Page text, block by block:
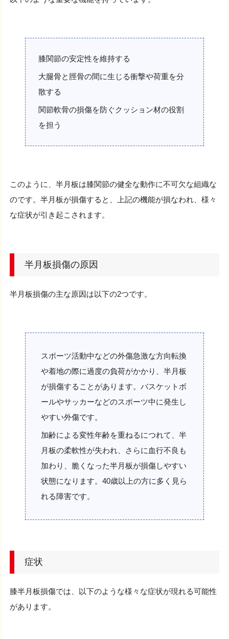
膝関節の安定性を維持する
大腿骨と脛骨の間に生じる衝撃や荷重を分
散する
関節軟骨の損傷を防ぐクッション材の役割
を担う
このように、半月板は膝関節の健全な動作に不可欠な組織な
のです。半月板が損傷すると、上記の機能が損なわれ、様々
な症状が引き起こされます。
半月板損傷の原因
半月板損傷の主な原因は以下の2つです。
スポーツ活動中などの外傷急激な方向転換
や着地の際に過度の負荷がかかり、半月板
が損傷することがあります。バスケットボ
ールやサッカーなどのスポーツ中に発生し
やすい外傷です。
加齢による変性年齢を重ねるにつれて、半
月板の柔軟性が失われ、さらに血行不良も
加わり、脆くなった半月板が損傷しやすい
状態になります。40歳以上の方に多く見ら
れる障害です。
症状
膝半月板損傷では、以下のような様々な症状が現れる可能性
があります。